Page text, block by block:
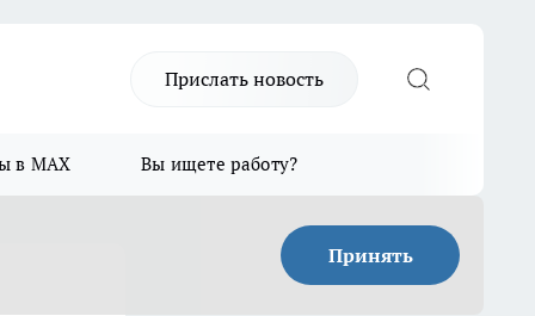
Прислать новость
в MAX Вы ищете работу?
Принять